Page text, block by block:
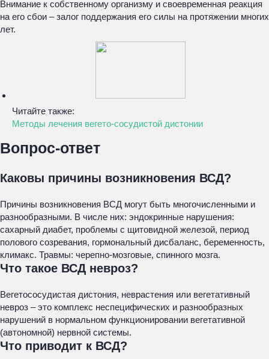
Внимание к собственному организму и своевременная реакция
на его сбои – залог поддержания его силы на протяжении многих
лет.
Читайте также:
Методы лечения вегето-сосудистой дистонии
Вопрос-ответ
Каковы причины возникновения ВСД?
Причины возникновения ВСД могут быть многочисленными и
разнообразными. В числе них: эндокринные нарушения:
сахарный диабет, проблемы с щитовидной железой, период
полового созревания, гормональный дисбаланс, беременность,
климакс. Травмы: черепно-мозговые, спинного мозга.
Что такое ВСД невроз?
Вегетососудистая дистония, неврастения или вегетативный
невроз – это комплекс неспецифических и разнообразных
нарушений в нормальном функционировании вегетативной
(автономной) нервной системы.
Что приводит к ВСД?